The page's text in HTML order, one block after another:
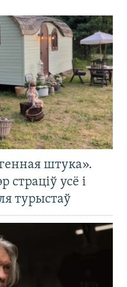
штука».
страціў усё і
турыстаў